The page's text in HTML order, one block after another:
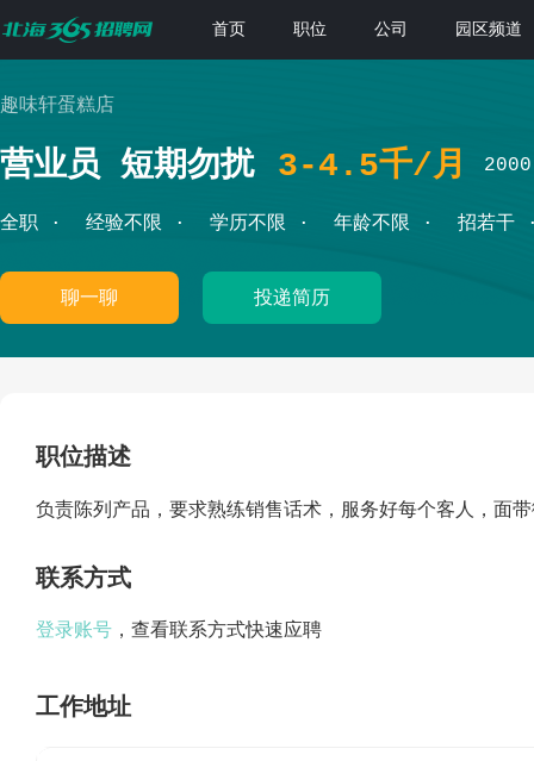
首页 职位 公司 园区频道
趣味轩蛋糕店
营业员 短期勿扰 3-4.5千/月
全职 经验不限 学历不限 年龄不限 招若干
聊一聊 投递简历
职位描述
负责陈列产品，要求熟练销售话术，服务好每个客人，面
联系方式
登录账号 ，查看联系方式快速应聘
工作地址